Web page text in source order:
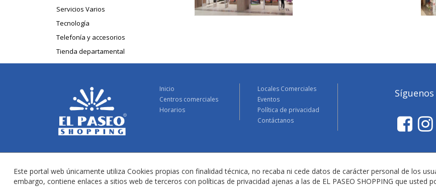
Servicios Varios
Tecnología
Telefonía y accesorios
Tienda departamental
Inicio
Centros comerciales
Horarios
Locales Comerciales
Eventos
Política de privacidad
Contáctanos
Síguenos
Este portal web únicamente utiliza Cookies propias con finalidad técnica, no recaba ni cede datos de carácter personal de los
embargo, contiene enlaces a sitios web de terceros con políticas de privacidad ajenas a las de EL PASEO SHOPPING que usted